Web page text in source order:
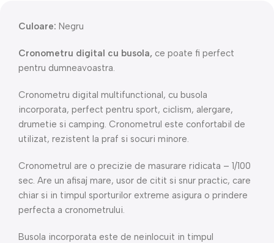
Culoare: Negru
Cronometru digital cu busola, ce poate fi perfect
pentru dumneavoastra.
Cronometru digital multifunctional, cu busola
incorporata, perfect pentru sport, ciclism, alergare,
drumetie si camping. Cronometrul este confortabil de
utilizat, rezistent la praf si socuri minore.
Cronometrul are o precizie de masurare ridicata – 1/100
sec. Are un afisaj mare, usor de citit si snur practic, care
chiar si in timpul sporturilor extreme asigura o prindere
perfecta a cronometrului.
Busola incorporata este de neinlocuit in timpul